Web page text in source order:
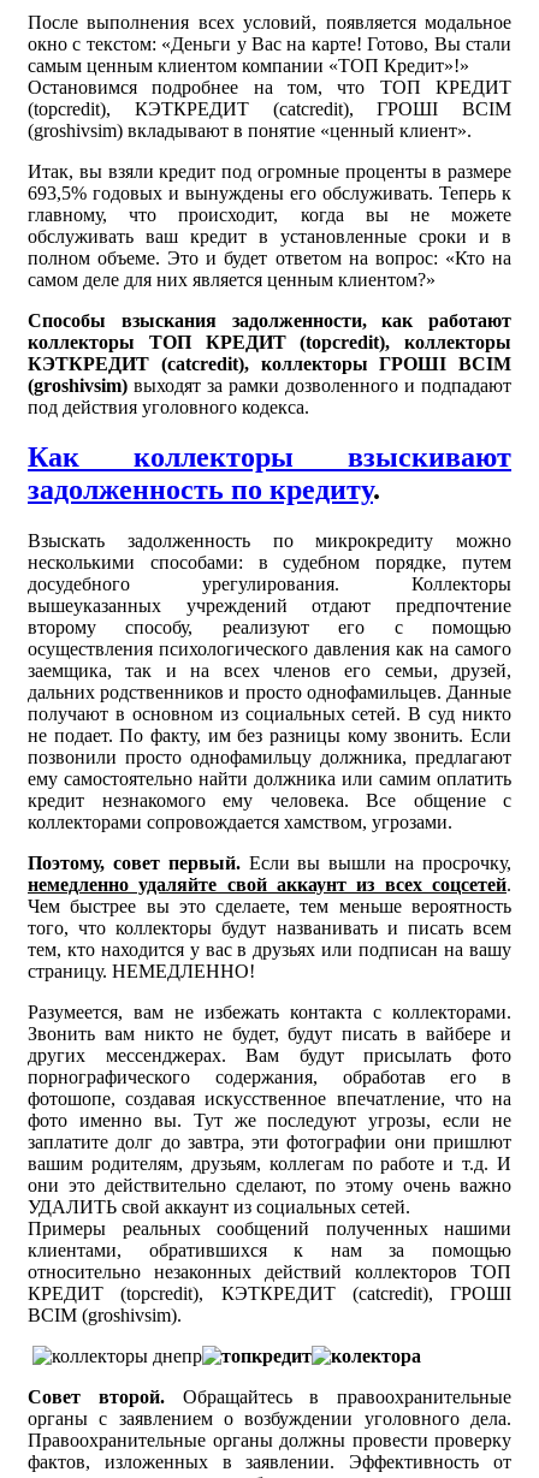
После выполнения всех условий, появляется модальное
окно с текстом: «Деньги у Вас на карте! Готово, Вы стали
самым ценным клиентом компании «ТОП Кредит»!»
Остановимся подробнее на том, что ТОП КРЕДИТ
(topcredit), КЭТКРЕДИТ (catcredit), ГРОШІ ВСІМ
(groshivsim) вкладывают в понятие «ценный клиент».
Итак, вы взяли кредит под огромные проценты в размере
693,5% годовых и вынуждены его обслуживать. Теперь к
главному, что происходит, когда вы не можете
обслуживать ваш кредит в установленные сроки и в
полном объеме. Это и будет ответом на вопрос: «Кто на
самом деле для них является ценным клиентом?»
Способы взыскания задолженности, как работают
коллекторы ТОП КРЕДИТ (topcredit), коллекторы
КЭТКРЕДИТ (catcredit), коллекторы ГРОШІ ВСІМ
(groshivsim) выходят за рамки дозволенного и подпадают
под действия уголовного кодекса.
Как коллекторы взыскивают
задолженность по кредиту.
Взыскать задолженность по микрокредиту можно
несколькими способами: в судебном порядке, путем
досудебного урегулирования. Коллекторы
вышеуказанных учреждений отдают предпочтение
второму способу, реализуют его с помощью
осуществления психологического давления как на самого
заемщика, так и на всех членов его семьи, друзей,
дальних родственников и просто однофамильцев. Данные
получают в основном из социальных сетей. В суд никто
не подает. По факту, им без разницы кому звонить. Если
позвонили просто однофамильцу должника, предлагают
ему самостоятельно найти должника или самим оплатить
кредит незнакомого ему человека. Все общение с
коллекторами сопровождается хамством, угрозами.
Поэтому, совет первый.Если вы вышли на просрочку,
немедленно удаляйте свой аккаунт из всех соцсетей.
Чем быстрее вы это сделаете, тем меньше вероятность
того, что коллекторы будут названивать и писать всем
тем, кто находится у вас в друзьях или подписан на вашу
страницу. НЕМЕДЛЕННО!
Разумеется, вам не избежать контакта с коллекторами.
Звонить вам никто не будет, будут писать в вайбере и
других мессенджерах. Вам будут присылать фото
порнографического содержания, обработав его в
фотошопе, создавая искусственное впечатление, что на
фото именно вы. Тут же последуют угрозы, если не
заплатите долг до завтра, эти фотографии они пришлют
вашим родителям, друзьям, коллегам по работе и т.д. И
они это действительно сделают, по этому очень важно
УДАЛИТЬ свой аккаунт из социальных сетей.
Примеры реальных сообщений полученных нашими
клиентами, обратившихся к нам за помощью
относительно незаконных действий коллекторов ТОП
КРЕДИТ (topcredit), КЭТКРЕДИТ (catcredit), ГРОШІ
ВСІМ (groshivsim).
Совет второй.Обращайтесь в правоохранительные
органы с заявлением о возбуждении уголовного дела.
Правоохранительные органы должны провести проверку
фактов, изложенных в заявлении. Эффективность от